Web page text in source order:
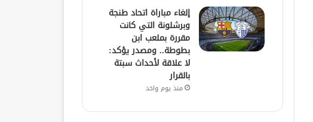
إلغاء مباراة اتحاد طنجة
وبرشلونة التي كانت
مقررة بملعب ابن
بطوطة.. ومصدر يؤكد:
لا علاقة لأحداث سبتة
بالقرار
منذ يوم واحد